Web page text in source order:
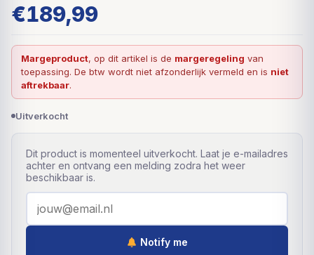
€189,99
Margeproduct, op dit artikel is de margeregeling van
toepassing. De btw wordt niet afzonderlijk vermeld en is niet
aftrekbaar.
Uitverkocht
Dit product is momenteel uitverkocht. Laat je e-mailadres
achter en ontvang een melding zodra het weer
beschikbaar is.
Notify me